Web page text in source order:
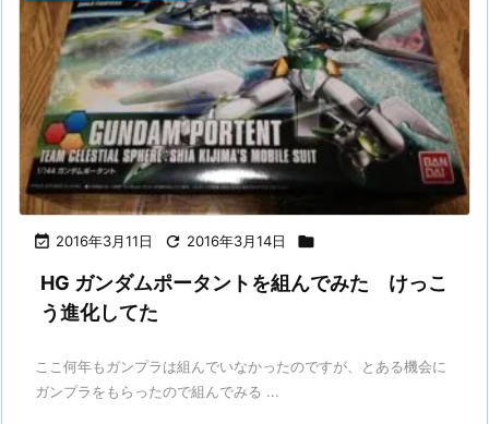
 2016年3月11日  2016年3月14日 
HG ガンダムポータントを組んでみた けっこ
う進化してた
ここ何年もガンプラは組んでいなかったのですが、とある機会に
ガンプラをもらったので組んでみる ...